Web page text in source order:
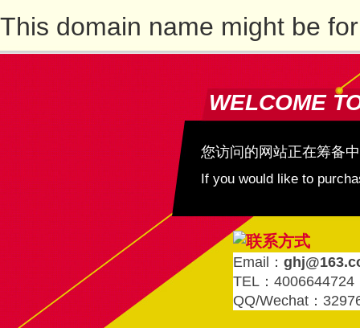
This domain name might be
WELCOME
您访问的网站正在筹备
If you would like to
Email：
TEL：4006644724
QQ/Wechat：